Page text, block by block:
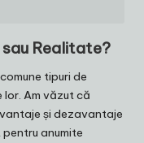
Realitate?
tipuri de
Am văzut că
și dezavantaje
anumite